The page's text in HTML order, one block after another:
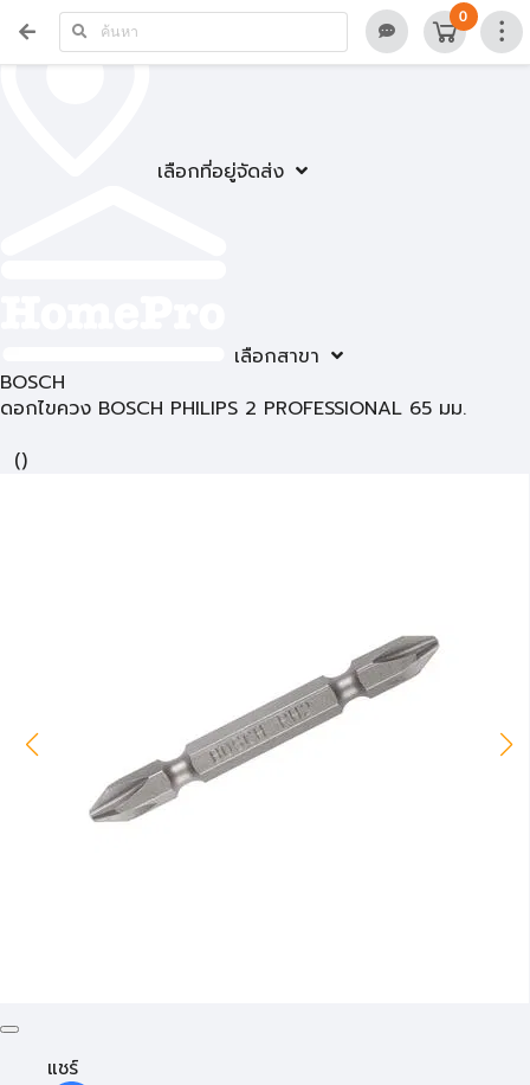
เลือกที่อยู่จัดส่ง
เลือกสาขา
0
BOSCH
ดอกไขควง BOSCH PHILIPS 2 PROFESSIONAL 65 มม.
()
แชร์